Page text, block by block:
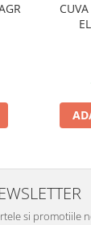
-
si promotiile